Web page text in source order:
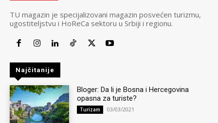
TU magazin je specijalizovani magazin posvećen turizmu,
ugostiteljstvu i HoReCa sektoru u Srbiji i regionu.
Najčitanije
Bloger: Da li je Bosna i Hercegovina
opasna za turiste?
Turizam 03/03/2021